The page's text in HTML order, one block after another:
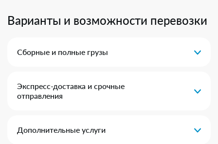
Варианты и возможности перевозки
Сборные и полные грузы
Экспресс-доставка и срочные
отправления
Дополнительные услуги